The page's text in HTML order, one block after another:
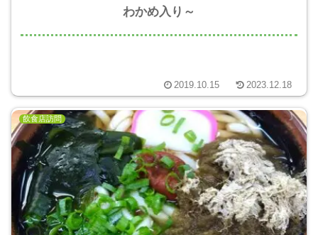
わかめ入り～
2019.10.15 2023.12.18
飲食店訪問